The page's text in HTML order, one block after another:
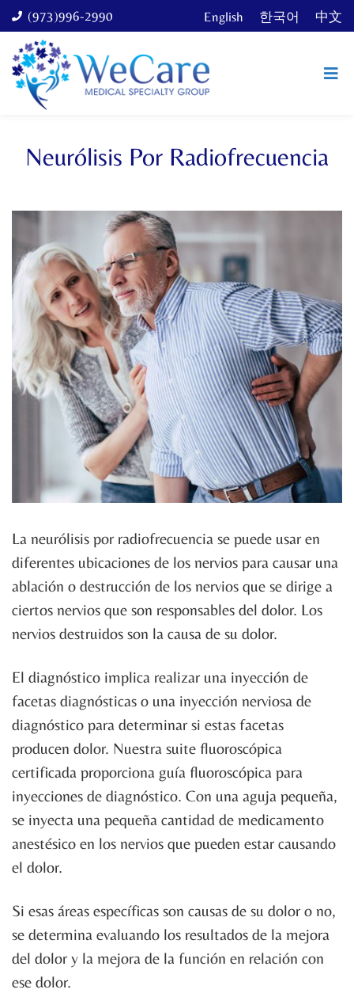
(973)996-2990 English 한국어 中文
Neurólisis Por Radiofrecuencia
La neurólisis por radiofrecuencia se puede usar en
diferentes ubicaciones de los nervios para causar una
ablación o destrucción de los nervios que se dirige a
ciertos nervios que son responsables del dolor. Los
nervios destruidos son la causa de su dolor.
El diagnóstico implica realizar una inyección de
facetas diagnósticas o una inyección nerviosa de
diagnóstico para determinar si estas facetas
producen dolor. Nuestra suite fluoroscópica
certificada proporciona guía fluoroscópica para
inyecciones de diagnóstico. Con una aguja pequeña,
se inyecta una pequeña cantidad de medicamento
anestésico en los nervios que pueden estar causando
el dolor.
Si esas áreas específicas son causas de su dolor o no,
se determina evaluando los resultados de la mejora
del dolor y la mejora de la función en relación con
ese dolor.